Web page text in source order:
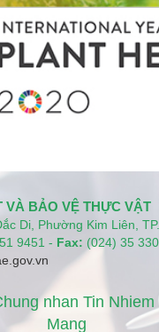
VÀ BẢO VỆ THỰC VẬT
Di, Phường Kim Liên,
9451 - Fax: (024) 35